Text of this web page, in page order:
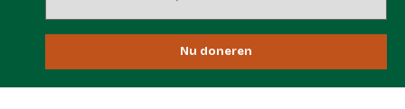
Nu doneren